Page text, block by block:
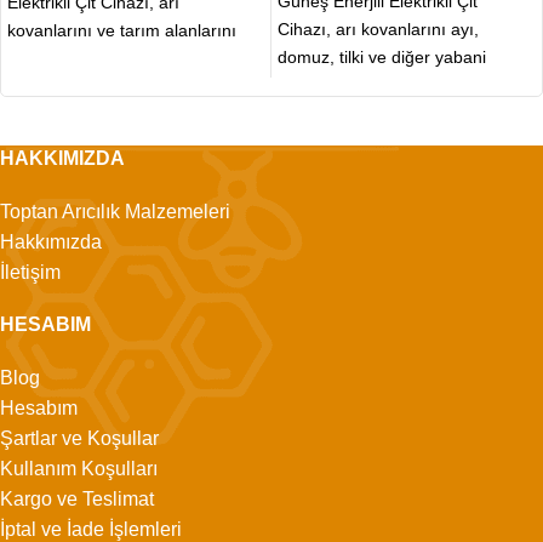
kovanlarını ve tarım alanlarını
Cihazı, arı kovanlarını ayı,
domuz, tilki ve diğer yabani
HAKKIMIZDA
Toptan Arıcılık Malzemeleri
Hakkımızda
İletişim
HESABIM
Blog
Hesabım
Şartlar ve Koşullar
Kullanım Koşulları
Kargo ve Teslimat
İptal ve İade İşlemleri